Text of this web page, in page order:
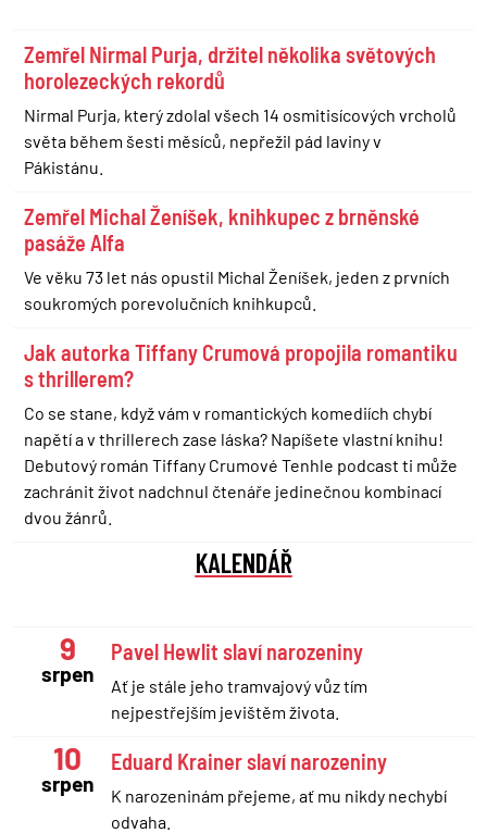
Zemřel Nirmal Purja, držitel několika světových
horolezeckých rekordů
Nirmal Purja, který zdolal všech 14 osmitisícových vrcholů
světa během šesti měsíců, nepřežil pád laviny v
Pákistánu.
Zemřel Michal Ženíšek, knihkupec z brněnské
pasáže Alfa
Ve věku 73 let nás opustil Michal Ženíšek, jeden z prvních
soukromých porevolučních knihkupců.
Jak autorka Tiffany Crumová propojila romantiku
s thrillerem?
Co se stane, když vám v romantických komediích chybí
napětí a v thrillerech zase láska? Napíšete vlastní knihu!
Debutový román Tiffany Crumové Tenhle podcast ti může
zachránit život nadchnul čtenáře jedinečnou kombinací
dvou žánrů.
KALENDÁŘ
9
srpen
Pavel Hewlit slaví narozeniny
Ať je stále jeho tramvajový vůz tím
nejpestřejším jevištěm života.
10
srpen
Eduard Krainer slaví narozeniny
K narozeninám přejeme, ať mu nikdy nechybí
odvaha.